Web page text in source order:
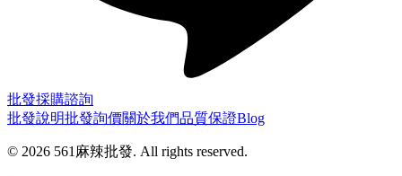
批發採購諮詢
批發說明批發詢價關於我們品質保證Blog
© 2026 561麻辣批發. All rights reserved.